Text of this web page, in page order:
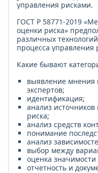
управления рисками.
ГОСТ Р 58771-2019
оценки риска»
различных
процесса управления
Какие бывают
выявление мнения
экспертов;
идентификация;
анализ
риска;
анализ средств
понимание
анализ
выбор между
оценка значимости
отчетность и